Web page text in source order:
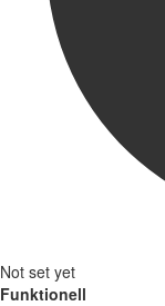
Not set yet
Funktionell